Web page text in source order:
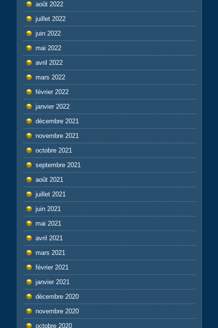
août 2022
juillet 2022
juin 2022
mai 2022
avril 2022
mars 2022
février 2022
janvier 2022
décembre 2021
novembre 2021
octobre 2021
septembre 2021
août 2021
juillet 2021
juin 2021
mai 2021
avril 2021
mars 2021
février 2021
janvier 2021
décembre 2020
novembre 2020
octobre 2020